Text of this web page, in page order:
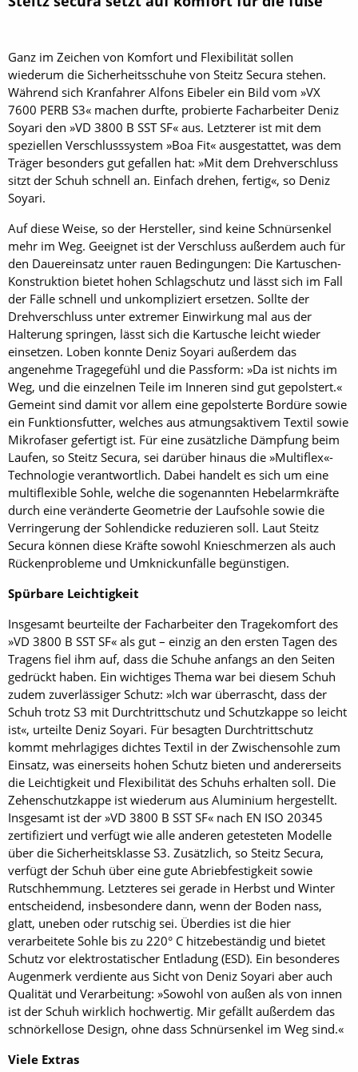
Ganz im Zeichen von Komfort und Flexibilität sollen
wiederum die Sicherheitsschuhe von Steitz Secura stehen.
Während sich Kranfahrer Alfons Eibeler ein Bild vom »VX
7600 PERB S3« machen durfte, probierte Facharbeiter Deniz
Soyari den »VD 3800 B SST SF« aus. Letzterer ist mit dem
speziellen Verschlusssystem »Boa Fit« ausgestattet, was dem
Träger besonders gut gefallen hat: »Mit dem Drehverschluss
sitzt der Schuh schnell an. Einfach drehen, fertig«, so Deniz
Soyari.
Auf diese Weise, so der Hersteller, sind keine Schnürsenkel
mehr im Weg. Geeignet ist der Verschluss außerdem auch für
den Dauereinsatz unter rauen Bedingungen: Die Kartuschen-
Konstruktion bietet hohen Schlagschutz und lässt sich im Fall
der Fälle schnell und unkompliziert ersetzen. Sollte der
Drehverschluss unter extremer Einwirkung mal aus der
Halterung springen, lässt sich die Kartusche leicht wieder
einsetzen. Loben konnte Deniz Soyari außerdem das
angenehme Tragegefühl und die Passform: »Da ist nichts im
Weg, und die einzelnen Teile im Inneren sind gut gepolstert.«
Gemeint sind damit vor allem eine gepolsterte Bordüre sowie
ein Funktionsfutter, welches aus atmungsaktivem Textil sowie
Mikrofaser gefertigt ist. Für eine zusätzliche Dämpfung beim
Laufen, so Steitz Secura, sei darüber hinaus die »Multiflex«-
Technologie verantwortlich. Dabei handelt es sich um eine
multiflexible Sohle, welche die sogenannten Hebelarmkräfte
durch eine veränderte Geometrie der Laufsohle sowie die
Verringerung der Sohlendicke reduzieren soll. Laut Steitz
Secura können diese Kräfte sowohl Knieschmerzen als auch
Rückenprobleme und Umknickunfälle begünstigen.
Spürbare Leichtigkeit
Insgesamt beurteilte der Facharbeiter den Tragekomfort des
»VD 3800 B SST SF« als gut – einzig an den ersten Tagen des
Tragens fiel ihm auf, dass die Schuhe anfangs an den Seiten
gedrückt haben. Ein wichtiges Thema war bei diesem Schuh
zudem zuverlässiger Schutz: »Ich war überrascht, dass der
Schuh trotz S3 mit Durchtrittschutz und Schutzkappe so leicht
ist«, urteilte Deniz Soyari. Für besagten Durchtrittschutz
kommt mehrlagiges dichtes Textil in der Zwischensohle zum
Einsatz, was einerseits hohen Schutz bieten und andererseits
die Leichtigkeit und Flexibilität des Schuhs erhalten soll. Die
Zehenschutzkappe ist wiederum aus Aluminium hergestellt.
Insgesamt ist der »VD 3800 B SST SF« nach EN ISO 20345
zertifiziert und verfügt wie alle anderen getesteten Modelle
über die Sicherheitsklasse S3. Zusätzlich, so Steitz Secura,
verfügt der Schuh über eine gute Abriebfestigkeit sowie
Rutschhemmung. Letzteres sei gerade in Herbst und Winter
entscheidend, insbesondere dann, wenn der Boden nass,
glatt, uneben oder rutschig sei. Überdies ist die hier
verarbeitete Sohle bis zu 220° C hitzebeständig und bietet
Schutz vor elektrostatischer Entladung (ESD). Ein besonderes
Augenmerk verdiente aus Sicht von Deniz Soyari aber auch
Qualität und Verarbeitung: »Sowohl von außen als von innen
ist der Schuh wirklich hochwertig. Mir gefällt außerdem das
schnörkellose Design, ohne dass Schnürsenkel im Weg sind.«
Viele Extras